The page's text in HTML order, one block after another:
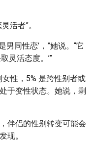
活者”。
男同性恋’，”她说。“它
灵活态度。’”
性，5% 是跨性别者或
于变性状态。她说，剩
伴侣的性别转变可能会
现。